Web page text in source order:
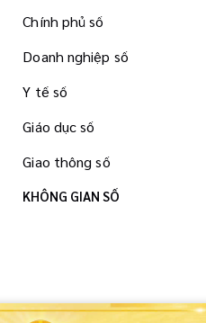
Chính phủ số
Doanh nghiệp số
Y tế số
Giáo dục số
Giao thông số
KHÔNG GIAN SỐ